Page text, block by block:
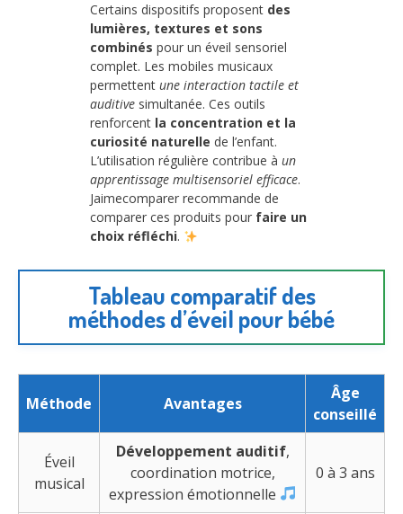
Certains dispositifs proposent des
lumières, textures et sons
combinés pour un éveil sensoriel
complet. Les mobiles musicaux
permettent une interaction tactile et
auditive simultanée. Ces outils
renforcent la concentration et la
curiosité naturelle de l’enfant.
L’utilisation régulière contribue à un
apprentissage multisensoriel efficace.
Jaimecomparer recommande de
comparer ces produits pour faire un
choix réfléchi.
Tableau comparatif des
méthodes d’éveil pour bébé
Méthode Avantages
Âge
conseillé
Éveil
musical
Développement auditif,
coordination motrice,
expression émotionnelle
0 à 3 ans